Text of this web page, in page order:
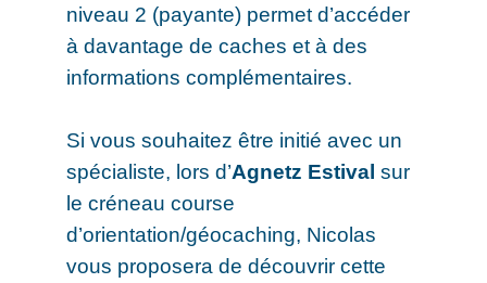
niveau 2 (payante) permet d’accéder
à davantage de caches et à des
informations complémentaires.
Si vous souhaitez être initié avec un
spécialiste, lors d’Agnetz Estival sur
le créneau course
d’orientation/géocaching, Nicolas
vous proposera de découvrir cette